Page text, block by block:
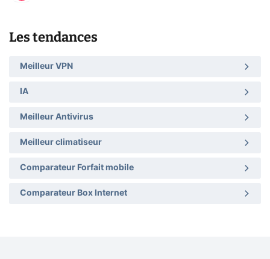
Les tendances
Meilleur VPN
IA
Meilleur Antivirus
Meilleur climatiseur
Comparateur Forfait mobile
Comparateur Box Internet